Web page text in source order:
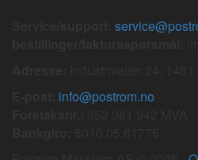
info@postrom.no